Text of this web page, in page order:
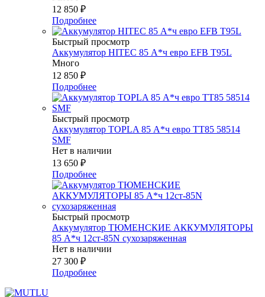
12 850 ₽
Подробнее
Быстрый просмотр
Аккумулятор HITEC 85 А*ч евро EFB T95L
Много
12 850 ₽
Подробнее
Быстрый просмотр
Аккумулятор TOPLA 85 А*ч евро TT85 58514
SMF
Нет в наличии
13 650 ₽
Подробнее
Быстрый просмотр
Аккумулятор ТЮМЕНСКИЕ АККУМУЛЯТОРЫ
85 А*ч 12ст-85N сухозаряженная
Нет в наличии
27 300 ₽
Подробнее